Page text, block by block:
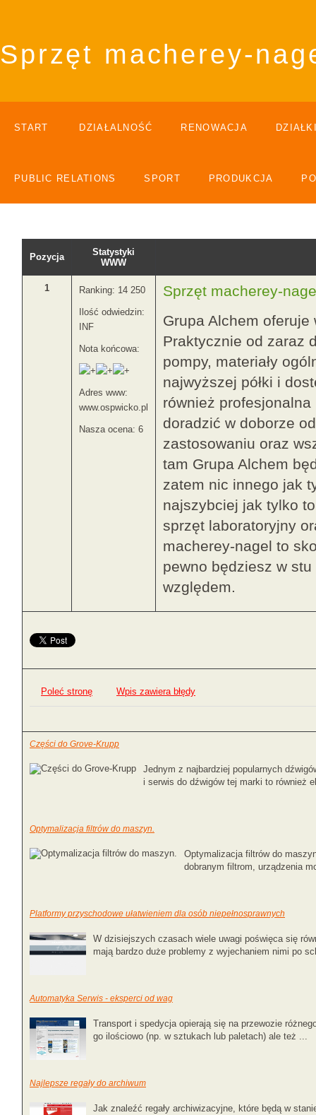
Sprzęt macherey-
START DZIAŁALNOŚĆ RENOWACJA
PUBLIC RELATIONS SPORT PRODUKCJA
Pozycja
Statystyki
WWW
1 Ranking: 14 250
Ilość odwiedzin:
INF
Nota końcowa:
Adres www:
www.ospwicko.pl
Nasza ocena: 6
Sprzęt macherey-
Grupa Alchem
Praktycznie od zaraz
pompy, materiały
najwyższej półki i
również
doradzić w doborze
zastosowaniu oraz
tam Grupa Alchem
zatem nic innego jak
najszybciej jak tylko
sprzęt laboratoryjny
macherey-nagel to
pewno będziesz w
względem.
Poleć stronę Wpis zawiera błędy
Części do Grove-Krupp
Jednym z najbardziej popularnych
i serwis do dźwigów tej marki to również
Optymalizacja filtrów do maszyn.
Optymalizacja filtrów do
dobranym filtrom, urządzenia
Platformy przyschodowe ułatwieniem dla osób niepełnosprawnych
W dzisiejszych czasach wiele uwagi poświęca się
mają bardzo duże problemy z wyjechaniem nimi po
Automatyka Serwis - eksperci od wag
Transport i spedycja opierają się na przewozie
go ilościowo (np. w sztukach lub paletach) ale też ...
Najlepsze regały do archiwum
Jak znaleźć regały archiwizacyjne, które będą w